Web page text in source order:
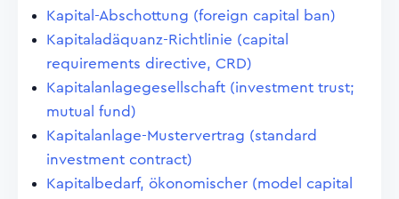
Kapital-Abschottung (foreign capital ban)
Kapitaladäquanz-Richtlinie (capital
requirements directive, CRD)
Kapitalanlagegesellschaft (investment trust;
mutual fund)
Kapitalanlage-Mustervertrag (standard
investment contract)
Kapitalbedarf, ökonomischer (model capital